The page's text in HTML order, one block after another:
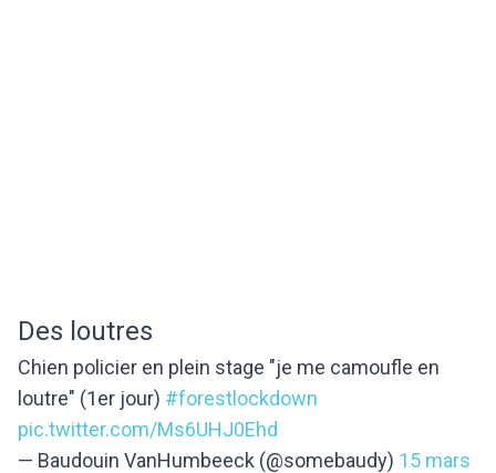
Des loutres
Chien policier en plein stage "je me camoufle en
loutre" (1er jour) #forestlockdown
pic.twitter.com/Ms6UHJ0Ehd
— Baudouin VanHumbeeck (@somebaudy) 15 mars